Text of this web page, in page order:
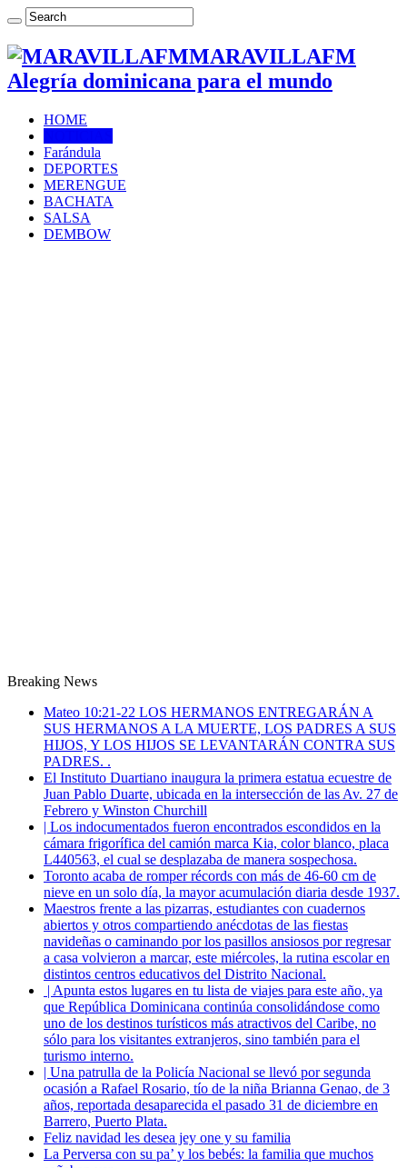
MARAVILLAFM
Alegría dominicana para el mundo
HOME
Farándula
DEPORTES
MERENGUE
BACHATA
SALSA
DEMBOW
Breaking News
Mateo 10:21-22 LOS HERMANOS ENTREGARÁN A
SUS HERMANOS A LA MUERTE, LOS PADRES A SUS
HIJOS, Y LOS HIJOS SE LEVANTARÁN CONTRA SUS
PADRES. .
El Instituto Duartiano inaugura la primera estatua ecuestre de
Juan Pablo Duarte, ubicada en la intersección de las Av. 27 de
Febrero y Winston Churchill
| Los indocumentados fueron encontrados escondidos en la
cámara frigorífica del camión marca Kia, color blanco, placa
L440563, el cual se desplazaba de manera sospechosa.
Toronto acaba de romper récords con más de 46-60 cm de
nieve en un solo día, la mayor acumulación diaria desde 1937.
Maestros frente a las pizarras, estudiantes con cuadernos
abiertos y otros compartiendo anécdotas de las fiestas
navideñas o caminando por los pasillos ansiosos por regresar
a casa volvieron a marcar, este miércoles, la rutina escolar en
distintos centros educativos del Distrito Nacional.
| Apunta estos lugares en tu lista de viajes para este año, ya
que República Dominicana continúa consolidándose como
uno de los destinos turísticos más atractivos del Caribe, no
sólo para los visitantes extranjeros, sino también para el
turismo interno.
| Una patrulla de la Policía Nacional se llevó por segunda
ocasión a Rafael Rosario, tío de la niña Brianna Genao, de 3
años, reportada desaparecida el pasado 31 de diciembre en
Barrero, Puerto Plata.
Feliz navidad les desea jey one y su familia
La Perversa con su pa’ y los bebés: la familia que muchos